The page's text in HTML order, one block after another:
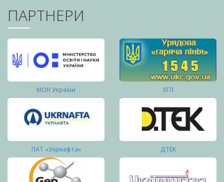
ПАРТНЕРИ
МОН України УГЛ
ПАТ «Укрнафта» ДТЕК